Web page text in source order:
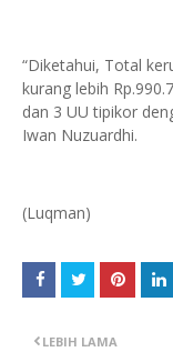
“Diketahui, Total
kurang lebih
dan 3 UU tipikor
Iwan Nuzuardhi.
(Luqman)
LEBIH LAMA